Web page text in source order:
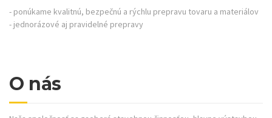
- ponúkame kvalitnú, bezpečnú a rýchlu prepravu tovaru a materiálov
- jednorázové aj pravidelné prepravy
O nás